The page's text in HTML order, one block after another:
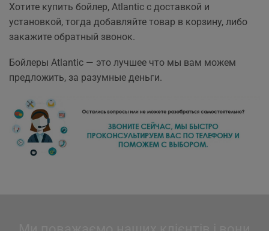
Хотите купить бойлер, Atlantic с доставкой и
установкой, тогда добавляйте товар в корзину, либо
закажите обратный звонок.
Бойлеры Atlantic — это лучшее что мы вам можем
предложить, за разумные деньги.